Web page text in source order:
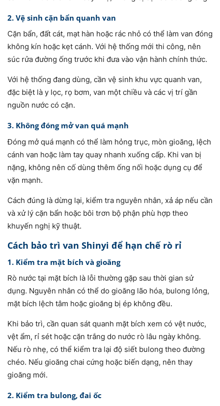
2. Vệ sinh cặn bẩn quanh van
Cặn bẩn, đất cát, mạt hàn hoặc rác nhỏ có thể làm van đóng
không kín hoặc kẹt cánh. Với hệ thống mới thi công, nên
súc rửa đường ống trước khi đưa vào vận hành chính thức.
Với hệ thống đang dùng, cần vệ sinh khu vực quanh van,
đặc biệt là y lọc, rọ bơm, van một chiều và các vị trí gần
nguồn nước có cặn.
3. Không đóng mở van quá mạnh
Đóng mở quá mạnh có thể làm hỏng trục, mòn gioăng, lệch
cánh van hoặc làm tay quay nhanh xuống cấp. Khi van bị
nặng, không nên cố dùng thêm ống nối hoặc dụng cụ để
vặn mạnh.
Cách đúng là dừng lại, kiểm tra nguyên nhân, xả áp nếu cần
và xử lý cặn bẩn hoặc bôi trơn bộ phận phù hợp theo
khuyến nghị kỹ thuật.
Cách bảo trì van Shinyi để hạn chế rò rỉ
1. Kiểm tra mặt bích và gioăng
Rò nước tại mặt bích là lỗi thường gặp sau thời gian sử
dụng. Nguyên nhân có thể do gioăng lão hóa, bulong lỏng,
mặt bích lệch tâm hoặc gioăng bị ép không đều.
Khi bảo trì, cần quan sát quanh mặt bích xem có vệt nước,
vệt ẩm, rỉ sét hoặc cặn trắng do nước rò lâu ngày không.
Nếu rò nhẹ, có thể kiểm tra lại độ siết bulong theo đường
chéo. Nếu gioăng chai cứng hoặc biến dạng, nên thay
gioăng mới.
2. Kiểm tra bulong, đai ốc